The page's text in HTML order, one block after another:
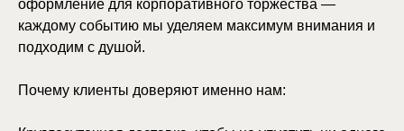
оформление для корпоративного торжества —
каждому событию мы уделяем максимум внимания и
подходим с душой.
Почему клиенты доверяют именно нам: